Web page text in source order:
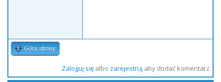
Góra strony
Zaloguj sięalbo zarejestruj aby dodać komentarz